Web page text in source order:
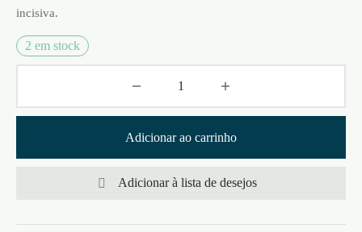
incisiva.
2 em stock
Adicionar ao carrinho
Adicionar à lista de desejos